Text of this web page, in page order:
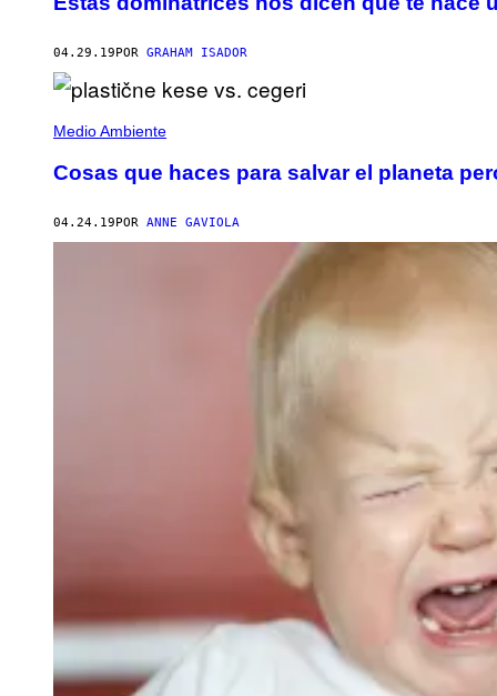
04.29.19POR GRAHAM ISADOR
Medio Ambiente
Cosas que haces para salvar el planeta
04.24.19 POR ANNE GAVIOLA